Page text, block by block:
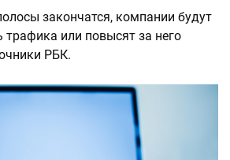
закончатся, компании будут
трафика или повысят за него
РБК.